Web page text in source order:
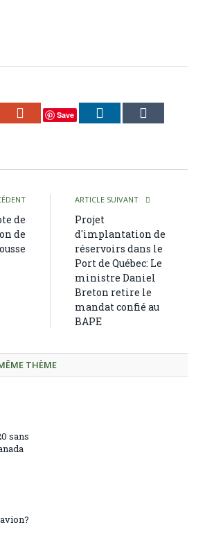
Google+
Save LinkedIn
de
de
ARTICLE SUIVANT
Projet
d'implantation de
réservoirs dans le
Port de Québec: Le
ministre Daniel
Breton retire le
mandat confié au
BAPE
THÈME
sans